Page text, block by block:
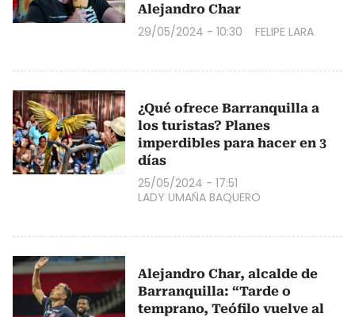
Alejandro Char
29/05/2024 - 10:30 FELIPE LARA
¿Qué ofrece Barranquilla a
los turistas? Planes
imperdibles para hacer en 3
días
25/05/2024 - 17:51
LADY UMAÑA BAQUERO
Alejandro Char, alcalde de
Barranquilla: “Tarde o
temprano, Teófilo vuelve al